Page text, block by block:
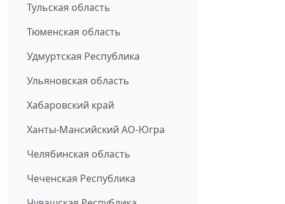
Тульская область
Тюменская область
Удмуртская Республика
Ульяновская область
Хабаровский край
Ханты-Мансийский АО-Югра
Челябинская область
Чеченская Республика